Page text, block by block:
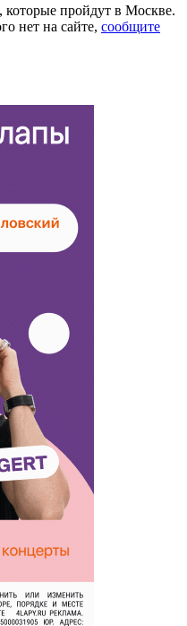
которые пройдут в Москве.
нет на сайте, сообщите